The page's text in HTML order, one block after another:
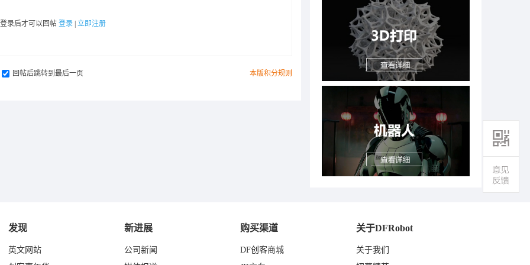
录后才可以回帖 登录 立即注册
本版积分规则
回帖后跳转到最后一页
发现
英文网站
新进展
公司新闻
购买渠道
DF创客商城
关于DFRobot
关于我们